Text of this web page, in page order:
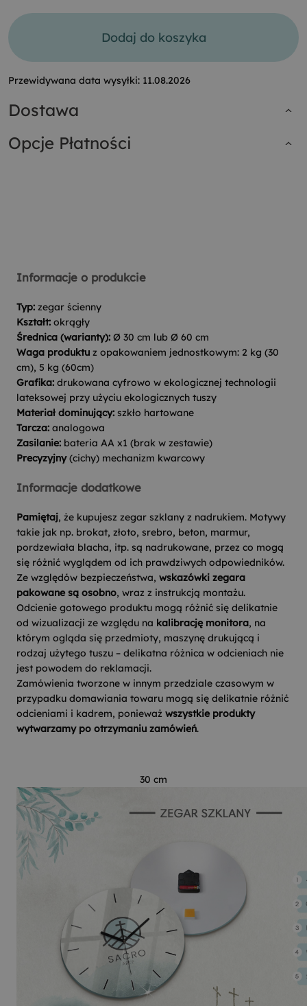
Dodaj do koszyka
Przewidywana data wysyłki: 11.08.2026
Dostawa
Opcje Płatności
Informacje o produkcie
Typ: zegar ścienny
Kształt: okrągły
Średnica (warianty): Ø 30 cm lub Ø 60 cm
Waga produktu z opakowaniem jednostkowym: 2 kg (30
cm), 5 kg (60cm)
Grafika: drukowana cyfrowo w ekologicznej technologii
lateksowej przy użyciu ekologicznych tuszy
Materiał dominujący: szkło hartowane
Tarcza: analogowa
Zasilanie: bateria AA x1 (brak w zestawie)
Precyzyjny(cichy) mechanizm kwarcowy
Informacje dodatkowe
Pamiętaj, że kupujesz zegar szklany z nadrukiem. Motywy
takie jak np. brokat, złoto, srebro, beton, marmur,
pordzewiała blacha, itp. są nadrukowane, przez co mogą
się różnić wyglądem od ich prawdziwych odpowiedników.
Ze względów bezpieczeństwa, wskazówki zegara
pakowane są osobno, wraz z instrukcją montażu.
Odcienie gotowego produktu mogą różnić się delikatnie
od wizualizacji ze względu na kalibrację monitora, na
którym ogląda się przedmioty, maszynę drukującą i
rodzaj użytego tuszu – delikatna różnica w odcieniach nie
jest powodem do reklamacji.
Zamówienia tworzone w innym przedziale czasowym w
przypadku domawiania towaru mogą się delikatnie różnić
odcieniami i kadrem, ponieważ wszystkie produkty
wytwarzamy po otrzymaniu zamówień.
30 cm